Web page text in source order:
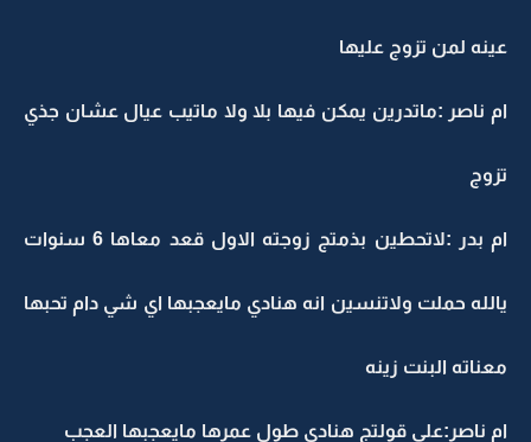
عينه لمن تزوج عليها
ام ناصر :ماتدرين يمكن فيها بلا ولا ماتيب عيال عشان جذي
تزوج
ام بدر :لاتحطين بذمتج زوجته الاول قعد معاها 6 سنوات
يالله حملت ولاتنسين انه هنادي مايعجبها اي شي دام تحبها
معناته البنت زينه
ام ناصر:على قولتج هنادي طول عمرها مايعجبها العجب